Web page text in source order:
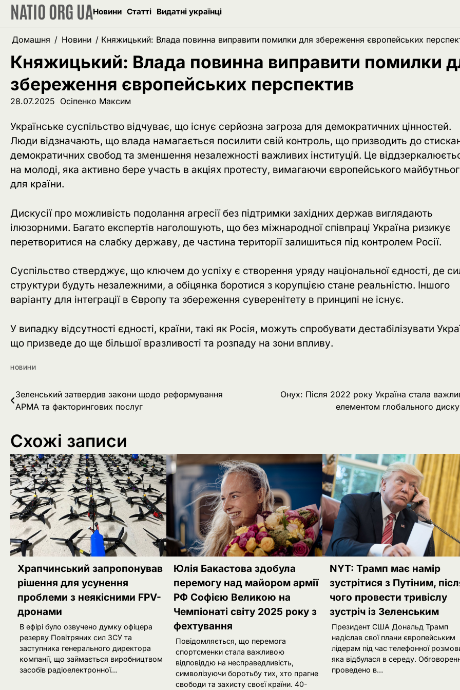
Перейти
вмісту
NATIO ORG UAНовини Статті Видатні українці
Домашня Новини Княжицький: Влада повинна виправити помилки для збереження європейських
Княжицький: Влада повинна виправити помилки
збереження європейських перспектив
28.07.2025 Осіпенко Максим
Українське суспільство відчуває, що існує серйозна загроза для демократичних цінностей.
Люди відзначають, що влада намагається посилити свій контроль, що призводить до
демократичних свобод та зменшення незалежності важливих інституцій. Це
на молоді, яка активно бере участь в акціях протесту, вимагаючи європейського
для країни.
Дискусії про можливість подолання агресії без підтримки західних держав виглядають
ілюзорними. Багато експертів наголошують, що без міжнародної співпраці Україна ризикує
перетворитися на слабку державу, де частина території залишиться під контролем Росії.
Суспільство стверджує, що ключем до успіху є створення уряду національної єдності, де
структури будуть незалежними, а обіцянка боротися з корупцією стане реальністю. Іншого
варіанту для інтеграції в Європу та збереження суверенітету в принципі не існує.
У випадку відсутності єдності, країни, такі як Росія, можуть спробувати дестабілізувати
що призведе до ще більшої вразливості та розпаду на зони впливу.
НОВИНИ
Навігація
записів
Зеленський затвердив закони щодо реформування
АРМА та факторингових послуг
Онух: Після 2022 року Україна стала
елементом глобального
Схожі записи
Храпчинський запропонував
рішення для усунення
проблеми з неякісними FPV-
дронами
В ефірі було озвучено думку офіцера
резерву Повітряних сил ЗСУ та
заступника генерального директора
компанії, що займається виробництвом
засобів радіоелектронної…
Юлія Бакастова здобула
перемогу над майором армії
РФ Софією Великою на
Чемпіонаті світу 2025 року з
фехтування
Повідомляється, що перемога
спортсменки стала важливою
відповіддю на несправедливість,
символізуючи боротьбу тих, хто прагне
свободи та захисту своєї країни. 40-
NYT: Трамп має намір
зустрітися з Путіним,
чого провести тривіслу
зустріч із Зеленським
Президент США Дональд Трамп
надіслав свої плани європейським
лідерам під час телефонної
яка відбулася в середу.
проведено в…